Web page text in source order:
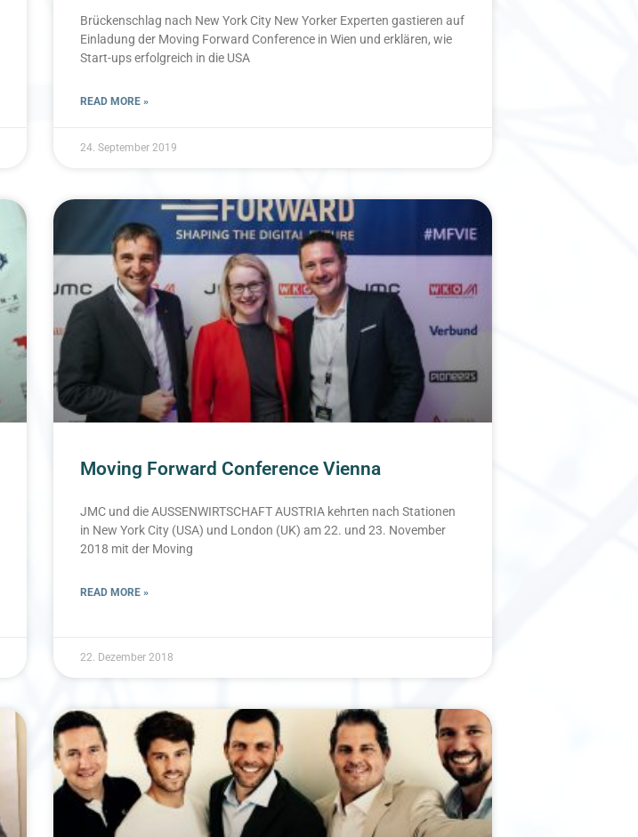
Brückenschlag nach New York City New Yorker Experten gastieren auf
Einladung der Moving Forward Conference in Wien und erklären, wie
Start-ups erfolgreich in die USA
READ MORE »
24. September 2019
Moving Forward Conference Vienna
JMC und die AUSSENWIRTSCHAFT AUSTRIA kehrten nach Stationen
in New York City (USA) und London (UK) am 22. und 23. November
2018 mit der Moving
READ MORE »
22. Dezember 2018